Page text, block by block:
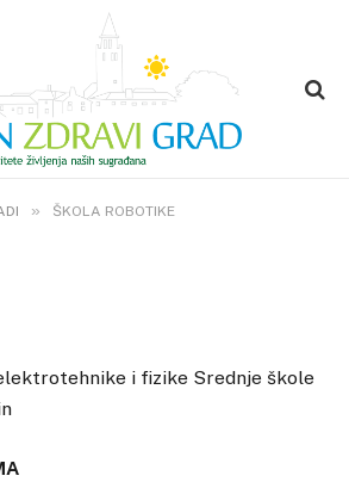
» ŠKOLA ROBOTIKE
VIEWS
i fizike Srednje škole